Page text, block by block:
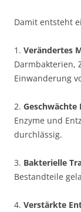
Damit entsteht
1. Verändertes
Darmbakterien,
Einwanderung
2.
Enzyme und
durchlässig.
3. Bakterielle
Bestandteile
4. Verstärkte